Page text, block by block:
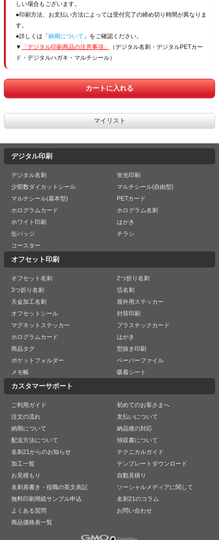
しい場合もございます。
●印刷方法、お支払い方法によっては受付完了の締め切り時間が異なりま
す。
●詳しくは「 納期について 」をご確認ください。
▼
「デジタル印刷商品の注意事項」
（デジタル名刺・デジタルPETカー
ド・デジタルハガキ・マルチシール）
デジタル印刷
デジタル名刺
蛍光印刷
少部数ダイカットシール
マルチシール(自由型)
マルチシール(基本型)
PETカード
ホログラムカード
ホログラム名刺
ホワイト印刷
はがき
缶バッジ
チラシ
コースター
オフセット印刷
オフセット名刺
2つ折り名刺
3つ折り名刺
箔名刺
天金加工名刺
屋外用ステッカー
オフセットシール
封筒印刷
マグネットステッカー
プラスチックカード
ホログラムカード
はがき
商品タグ
型抜き印刷
ポケットフォルダー
ペーパーファイル
メモ帳
吸着シート
カスタマーサポート
ご利用ガイド
初めてのお客さまへ
注文の流れ
支払いについて
納期について
納品後の対応
配送方法について
領収書について
名刺21からのお知らせ
テクニカルガイド
加工一覧
テンプレートダウンロード
お見積もり
自動見積り
名刺肩書き・役職の英文表記
ソーシャルメディアに関して
無料印刷用紙サンプル申込
名刺21のコラム
よくある質問
お問い合わせ
商品価格表一覧